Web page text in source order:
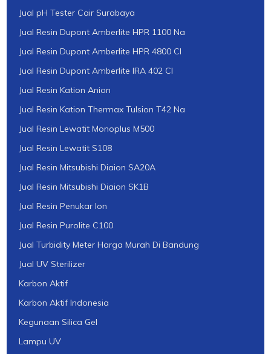
Jual pH Tester Cair Surabaya
Jual Resin Dupont Amberlite HPR 1100 Na
Jual Resin Dupont Amberlite HPR 4800 Cl
Jual Resin Dupont Amberlite IRA 402 Cl
Jual Resin Kation Anion
Jual Resin Kation Thermax Tulsion T42 Na
Jual Resin Lewatit Monoplus M500
Jual Resin Lewatit S108
Jual Resin Mitsubishi Diaion SA20A
Jual Resin Mitsubishi Diaion SK1B
Jual Resin Penukar Ion
Jual Resin Purolite C100
Jual Turbidity Meter Harga Murah Di Bandung
Jual UV Sterilizer
Karbon Aktif
Karbon Aktif Indonesia
Kegunaan Silica Gel
Lampu UV